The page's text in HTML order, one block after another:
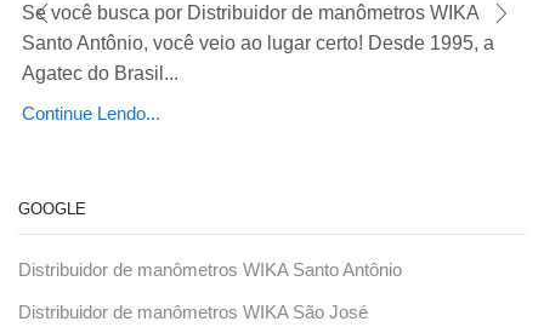
Se você busca por Distribuidor de manômetros WIKA
Santo Antônio, você veio ao lugar certo! Desde 1995, a
Agatec do Brasil...
Continue Lendo...
GOOGLE
Distribuidor de manômetros WIKA Santo Antônio
Distribuidor de manômetros WIKA São José